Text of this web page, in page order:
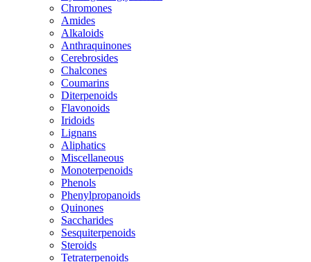
Chromones
Amides
Alkaloids
Anthraquinones
Cerebrosides
Chalcones
Coumarins
Diterpenoids
Flavonoids
Iridoids
Lignans
Aliphatics
Miscellaneous
Monoterpenoids
Phenols
Phenylpropanoids
Quinones
Saccharides
Sesquiterpenoids
Steroids
Tetraterpenoids